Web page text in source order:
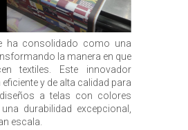
ha consolidado como una
la manera en que
textiles. Este innovador
y de alta calidad para
a telas con colores
durabilidad excepcional,
escala.